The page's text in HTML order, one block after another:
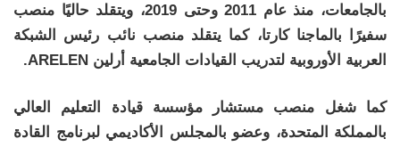
بالجامعات، منذ عام 2011 وحتى 2019، ويتقلد حاليًا منصب
سفيرًا بالماجنا كارتا، كما يتقلد منصب نائب رئيس الشبكة
العربية الأوروبية لتدريب القيادات الجامعية أرلين ARELEN.
كما شغل منصب مستشار مؤسسة قيادة التعليم العالي
بالمملكة المتحدة، وعضو بالمجلس الأكاديمي لبرنامج القادة